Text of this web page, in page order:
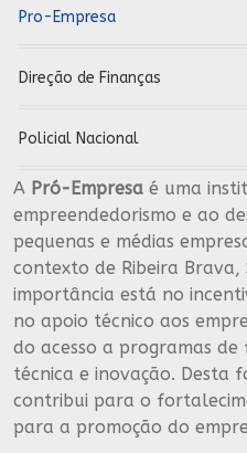
Pro-Empresa
Direção de Finanças
Policial Nacional
A Pró-Empresa é uma
empreendedorismo e ao
pequenas e médias
contexto de Ribeira Brava,
importância está no
no apoio técnico aos
do acesso a programas de
técnica e inovação. Desta
contribui para o
para a promoção do